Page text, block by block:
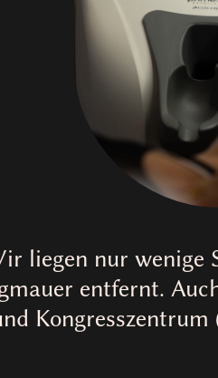
liegen nur wenige
entfernt.
Kongresszentrum